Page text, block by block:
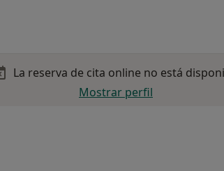
La reserva de cita online no está
Mostrar perfil